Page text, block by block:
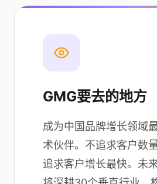
GMG要去的地方
成为中国品牌增长领域
术伙伴。不追求客户数
追求客户增长最快。未